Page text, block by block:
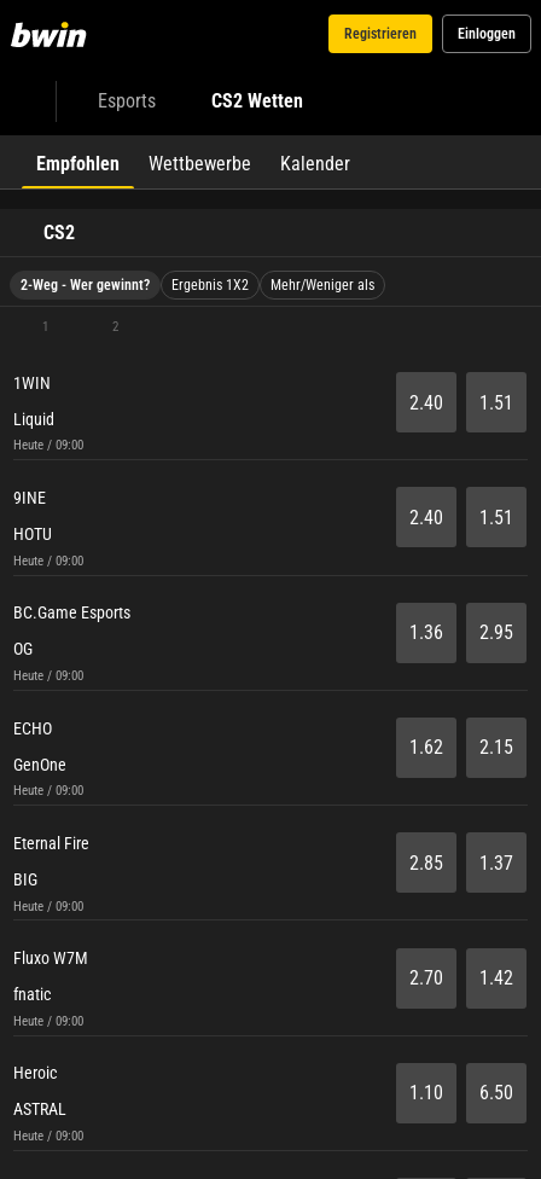
Registrieren Einloggen
Esports CS2 Wetten
Empfohlen Wettbewerbe Kalender
CS2
2-Weg - Wer gewinnt? Ergebnis 1X2 Mehr/Weniger als
1 2
1WIN
Liquid
Heute / 09:00
2.40 1.51
9INE
HOTU
Heute / 09:00
2.40 1.51
BC.Game Esports
OG
Heute / 09:00
1.36 2.95
ECHO
GenOne
Heute / 09:00
1.62 2.15
Eternal Fire
BIG
Heute / 09:00
2.85 1.37
Fluxo W7M
fnatic
Heute / 09:00
2.70 1.42
Heroic
ASTRAL
Heute / 09:00
1.10 6.50